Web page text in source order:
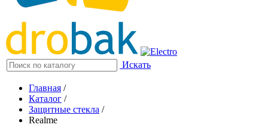
Искать
Главная /
Каталог /
Защитные стекла /
Realme